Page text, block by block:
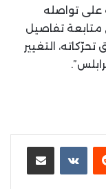
على تواصله
متابعة تفاصيل
التغيير
مشاركة عبر البريد